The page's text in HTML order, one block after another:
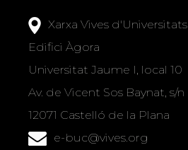
Xarxa Vives d'Universitats
Edifici Àgora
Universitat Jaume I, local 10
Av. de Vicent Sos Baynat, s/n
12071 Castelló de la Plana
e-buc@vives.org